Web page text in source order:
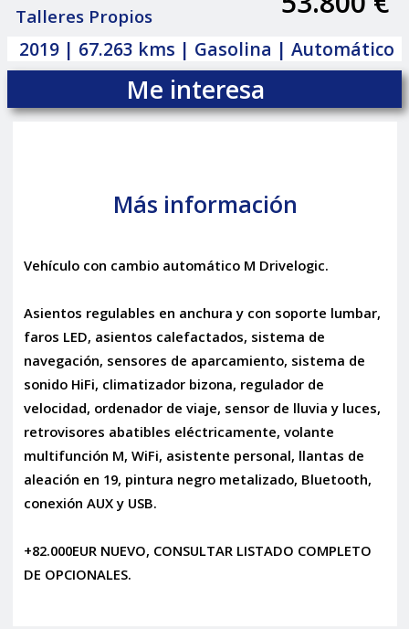
Talleres Propios
2019 | 67.263 kms | Gasolina | Automático
Me interesa
Más información
Vehículo con cambio automático M Drivelogic.
Asientos regulables en anchura y con soporte lumbar,
faros LED, asientos calefactados, sistema de
navegación, sensores de aparcamiento, sistema de
sonido HiFi, climatizador bizona, regulador de
velocidad, ordenador de viaje, sensor de lluvia y luces,
retrovisores abatibles eléctricamente, volante
multifunción M, WiFi, asistente personal, llantas de
aleación en 19, pintura negro metalizado, Bluetooth,
conexión AUX y USB.
+82.000EUR NUEVO, CONSULTAR LISTADO COMPLETO
DE OPCIONALES.